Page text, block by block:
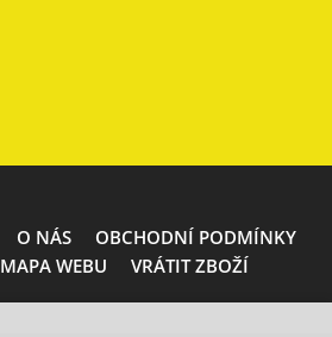
O NÁS
OBCHODNÍ PODMÍNKY
MAPA WEBU VRÁTIT ZBOŽÍ